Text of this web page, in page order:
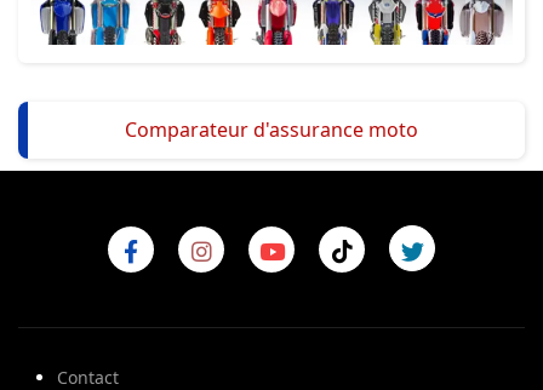
Comparateur d'assurance moto
Contact